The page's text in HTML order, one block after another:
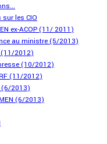
sur les CIO
ex-ACOP (11/ 2011)
au ministre (5/2013)
(11/2012)
(10/2012)
(11/2012)
(6/2013)
(6/2013)